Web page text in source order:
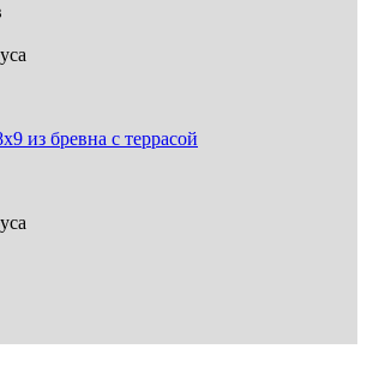
из бревна с террасой